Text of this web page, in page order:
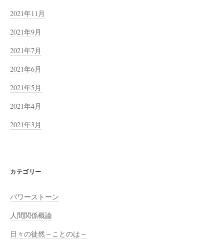
2021年11月
2021年9月
2021年7月
2021年6月
2021年5月
2021年4月
2021年3月
カテゴリー
パワーストーン
人間関係概論
日々の徒然～ことのは～